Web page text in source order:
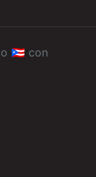
🇵🇷 con